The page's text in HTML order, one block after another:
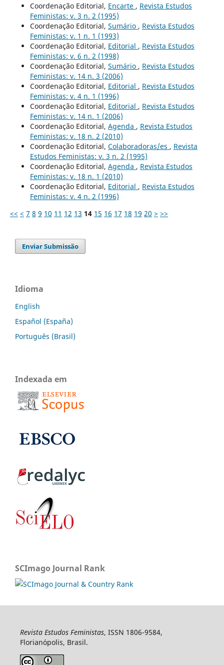
Coordenação Editorial, Encarte , Revista Estudos
Feministas: v. 3 n. 2 (1995)
Coordenação Editorial, Sumário , Revista Estudos
Feministas: v. 1 n. 1 (1993)
Coordenação Editorial, Editorial , Revista Estudos
Feministas: v. 6 n. 2 (1998)
Coordenação Editorial, Sumário , Revista Estudos
Feministas: v. 14 n. 3 (2006)
Coordenação Editorial, Editorial , Revista Estudos
Feministas: v. 4 n. 1 (1996)
Coordenação Editorial, Editorial , Revista Estudos
Feministas: v. 14 n. 1 (2006)
Coordenação Editorial, Agenda , Revista Estudos
Feministas: v. 18 n. 2 (2010)
Coordenação Editorial, Colaboradoras/es , Revista
Estudos Feministas: v. 3 n. 2 (1995)
Coordenação Editorial, Agenda , Revista Estudos
Feministas: v. 18 n. 1 (2010)
Coordenação Editorial, Editorial , Revista Estudos
Feministas: v. 4 n. 2 (1996)
<< < 7 8 9 10 11 12 13 14 15 16 17 18 19 20 > >>
Enviar Submissão
Idioma
English
Español (España)
Português (Brasil)
Indexada em
SCImago Journal Rank
Revista Estudos Feministas, ISSN 1806-9584,
Florianópolis, Brasil.